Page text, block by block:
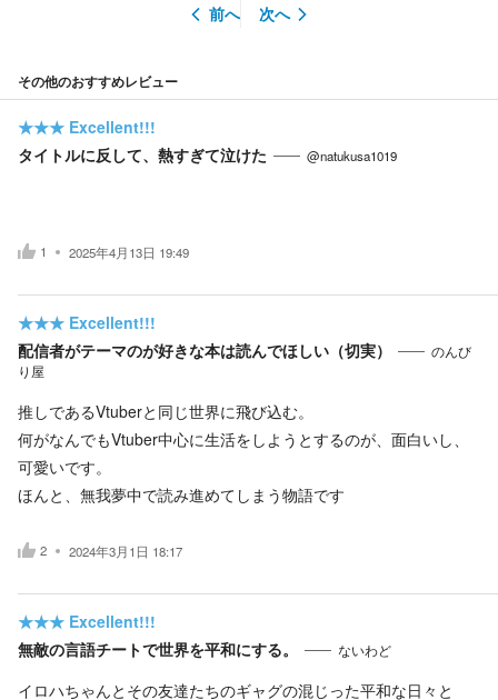
前へ 次へ
その他のおすすめレビュー
★★★ Excellent!!!
タイトルに反して、熱すぎて泣けた
@natukusa1019
1 2025年4月13日 19:49
★★★ Excellent!!!
配信者がテーマのが好きな本は読んでほしい（切実）
のんび
り屋
推しであるVtuberと同じ世界に飛び込む。
何がなんでもVtuber中心に生活をしようとするのが、面白いし、
可愛いです。
ほんと、無我夢中で読み進めてしまう物語です
2 2024年3月1日 18:17
★★★ Excellent!!!
無敵の言語チートで世界を平和にする。
ないわど
イロハちゃんとその友達たちのギャグの混じった平和な日々と